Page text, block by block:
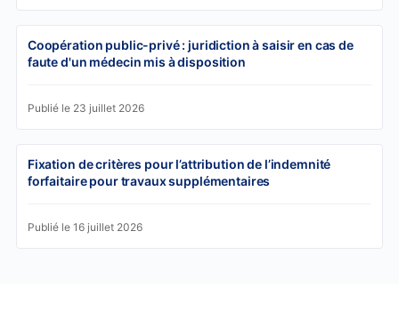
Coopération public-privé : juridiction à saisir en cas de
faute d'un médecin mis à disposition
Publié le 23 juillet 2026
Fixation de critères pour l’attribution de l’indemnité
forfaitaire pour travaux supplémentaires
Publié le 16 juillet 2026